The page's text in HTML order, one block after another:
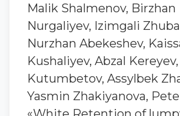
Malik Shalmenov, Birzhan
Nurgaliyev, Izimgali
Nurzhan Abekeshev,
Kushaliyev, Abzal
Kutumbetov, Assylbek
Yasmin Zhakiyanova,